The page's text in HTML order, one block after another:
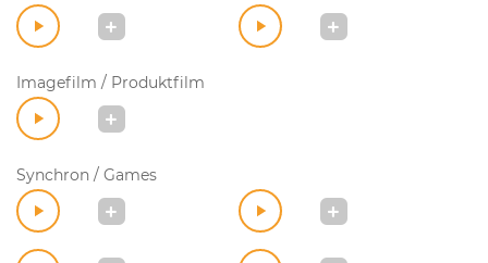
Imagefilm / Produktfilm
Synchron / Games